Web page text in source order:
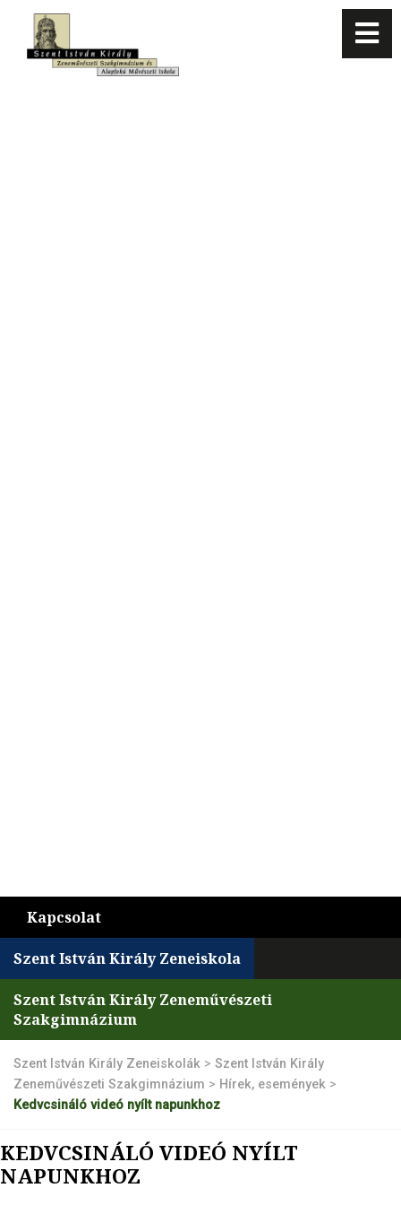
Kapcsolat
Szent István Király Zeneiskola
Szent István Király Zeneművészeti
Szakgimnázium
Szent István Király Zeneiskolák > Szent István Király
Zeneművészeti Szakgimnázium > Hírek, események >
Kedvcsináló videó nyílt napunkhoz
KEDVCSINÁLÓ VIDEÓ NYÍLT
NAPUNKHOZ